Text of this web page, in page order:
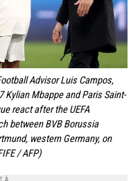
Advisor Luis Campos,
Kylian Mbappe and Paris Saint-
react after the UEFA
between BVB Borussia
western Germany, on
/ AFP)